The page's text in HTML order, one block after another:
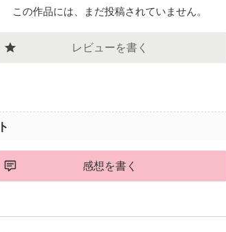
この作品には、まだ投稿されていません。
レビューを書く
感想を書く